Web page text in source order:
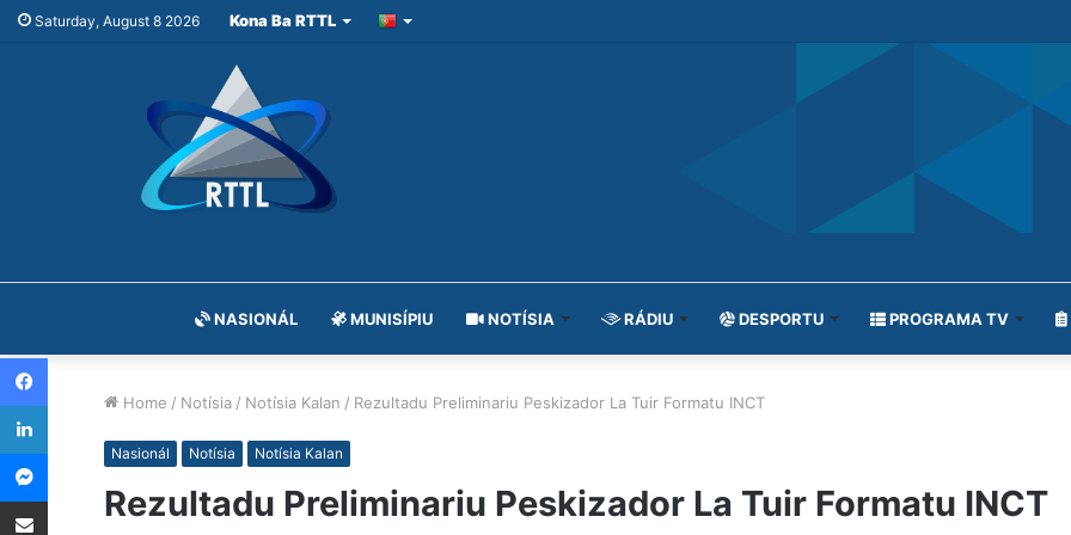
Saturday, August 8 2026 Kona Ba RTTL
NASIONÁL MUNISÍPIU NOTÍSIA RÁDIU DESPORTU PROGRAMA TV
Home / Notísia / Notísia Kalan / Rezultadu Preliminariu Peskizador La Tuir Formatu INCT
Nasionál Notísia Notísia Kalan
Rezultadu Preliminariu Peskizador La Tuir Formatu INCT
Facebook
LinkedIn
Messenger